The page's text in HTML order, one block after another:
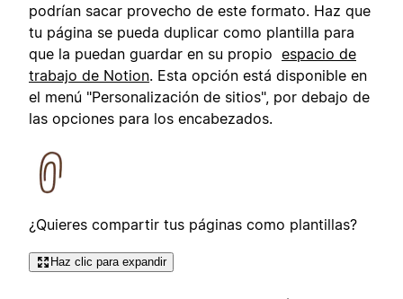
podrían sacar provecho de este formato. Haz que
tu página se pueda duplicar como plantilla para
que la puedan guardar en su propio espacio de
trabajo de Notion. Esta opción está disponible en
el menú "Personalización de sitios", por debajo de
las opciones para los encabezados.
¿Quieres compartir tus páginas como plantillas?
Haz clic para expandir